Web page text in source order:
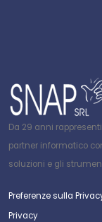
Da 29 anni
partner informatico
soluzioni e gli
Preferenze sulla
Privacy